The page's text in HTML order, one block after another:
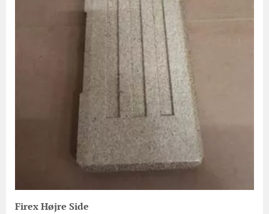
Firex Højre Side